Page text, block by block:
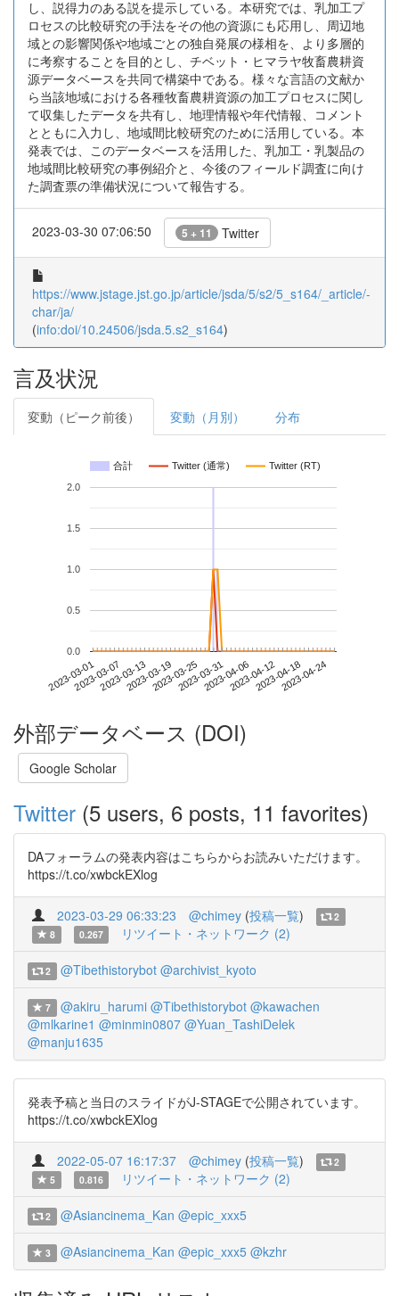
し、説得力のある説を提示している。本研究では、乳加工プ
ロセスの比較研究の手法をその他の資源にも応用し、周辺地
域との影響関係や地域ごとの独自発展の様相を、より多層的
に考察することを目的とし、チベット・ヒマラヤ牧畜農耕資
源データベースを共同で構築中である。様々な言語の文献か
ら当該地域における各種牧畜農耕資源の加工プロセスに関し
て収集したデータを共有し、地理情報や年代情報、コメント
とともに入力し、地域間比較研究のために活用している。本
発表では、このデータベースを活用した、乳加工・乳製品の
地域間比較研究の事例紹介と、今後のフィールド調査に向け
た調査票の準備状況について報告する。
2023-03-30 07:06:50 5 + 11 Twitter
https://www.jstage.jst.go.jp/article/jsda/5/s2/5_s164/_article/-
char/ja/
(info:doi/10.24506/jsda.5.s2_s164)
言及状況
変動（ピーク前後） 変動（月別） 分布
合計 Twitter (通常) Twitter (RT)
2023-03-012023-03-072023-03-132023-03-192023-03-252023-03-312023-04-062023-04-122023-04-182023-04-24
0.0
0.5
1.0
1.5
2.0
外部データベース (DOI)
Google Scholar
Twitter (5 users, 6 posts, 11 favorites)
DAフォーラムの発表内容はこちらからお読みいただけます。
https://t.co/xwbckEXlog
2023-03-29 06:33:23 @chimey (投稿一覧)
2
8
0.267 リツイート・ネットワーク (2)
2 @Tibethistorybot @archivist_kyoto
7 @akiru_harumi @Tibethistorybot @kawachen
@mlkarine1 @minmin0807 @Yuan_TashiDelek
@manju1635
発表予稿と当日のスライドがJ-STAGEで公開されています。
https://t.co/xwbckEXlog
2022-05-07 16:17:37 @chimey (投稿一覧)
2
5
0.816 リツイート・ネットワーク (2)
2 @Asiancinema_Kan @epic_xxx5
3 @Asiancinema_Kan @epic_xxx5 @kzhr